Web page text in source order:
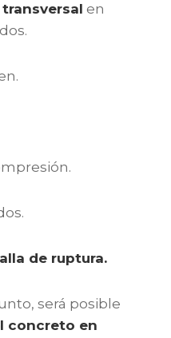
en
de ruptura.
será posible
concreto en